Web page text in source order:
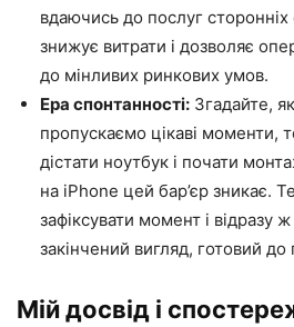
вдаючись до послуг сторонніх
знижує витрати і дозволяє
до мінливих ринкових умов.
Ера спонтанності: Згадайте,
пропускаємо цікаві моменти,
дістати ноутбук і почати
на iPhone цей бар’єр зникає.
зафіксувати момент і відразу
закінчений вигляд, готовий до
Мій досвід і